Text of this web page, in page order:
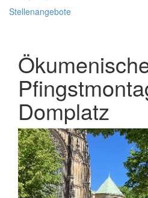
Stellenangebote
Domplatz